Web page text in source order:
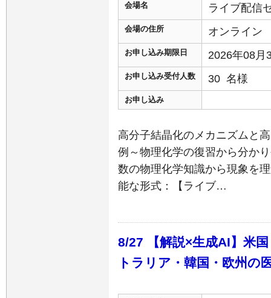
会場名 ライブ配信
会場の住所 オンライン
お申し込み期限日 2026年08月
お申し込み受付人数 30 名様
お申し込み
高分子結晶化のメカニズムと
例～物理化学の復習から分か
数の物理化学知識から現象を
能な形式：【ライブ…
8/27 【解説×生成AI】米
トラリア・韓国・欧州の